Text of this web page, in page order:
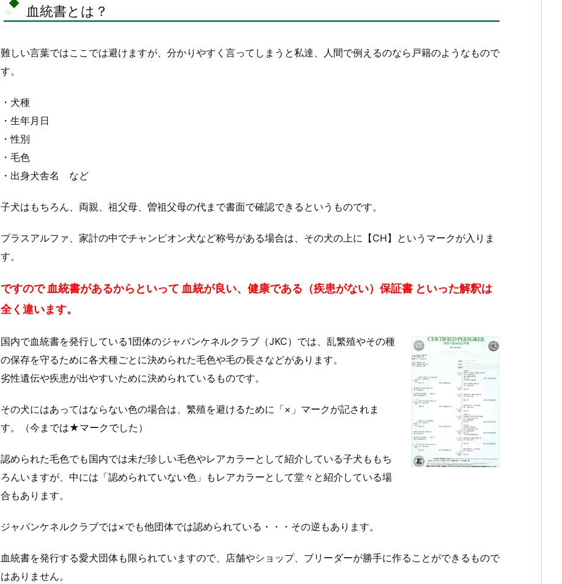
血統書とは？
難しい言葉ではここでは避けますが、分かりやすく言ってしまうと私達、人間で例えるのなら戸籍のようなもので
す。
・犬種
・生年月日
・性別
・毛色
・出身犬舎名 など
子犬はもちろん、両親、祖父母、曽祖父母の代まで書面で確認できるというものです。
プラスアルファ、家計の中でチャンピオン犬など称号がある場合は、その犬の上に【CH】というマークが入りま
す。
ですので 血統書があるからといって 血統が良い、健康である（疾患がない）保証書 といった解釈は
全く違います。
国内で血統書を発行している1団体のジャパンケネルクラブ（JKC）では、乱繁殖やその種
の保存を守るために各犬種ごとに決められた毛色や毛の長さなどがあります。
劣性遺伝や疾患が出やすいために決められているものです。
その犬にはあってはならない色の場合は、繁殖を避けるために「×」マークが記されま
す。（今までは★マークでした）
認められた毛色でも国内では未だ珍しい毛色やレアカラーとして紹介している子犬ももち
ろんいますが、中には「認められていない色」もレアカラーとして堂々と紹介している場
合もあります。
ジャパンケネルクラブでは×でも他団体では認められている・・・その逆もあります。
血統書を発行する愛犬団体も限られていますので、店舗やショップ、ブリーダーが勝手に作ることができるもので
はありません。